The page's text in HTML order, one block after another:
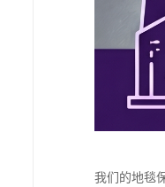
我们的地毯